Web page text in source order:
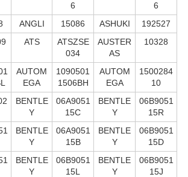
6
6
ANGLI 15086 ASHUKI
192527
ATS
ATSZSE
034
AUSTER
AS
10328
AUTOM
EGA
1090501
1506BH
AUTOM
EGA
1500284
10
BENTLE
Y
06A9051
15C
BENTLE
Y
06B9051
15R
BENTLE
Y
06A9051
15B
BENTLE
Y
06B9051
15D
BENTLE
Y
06B9051
15L
BENTLE
Y
06B9051
15J